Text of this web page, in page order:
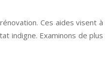
Ces aides visent à
indigne. Examinons de plus